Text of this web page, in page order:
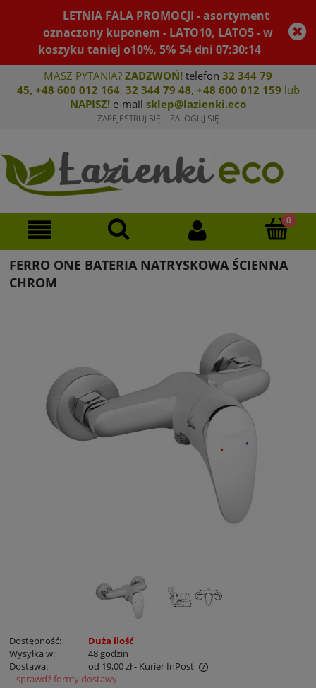
LETNIA FALA PROMOCJI - asortyment
oznaczony kuponem - LATO10, LATO5 - w
koszyku taniej o10%, 5% 54dni07:30:14
MASZ PYTANIA? ZADZWOŃ! telefon 32 344 79
45, +48 600 012 164, 32 344 79 48, +48 600 012 159 lub
NAPISZ! e-mail sklep@lazienki.eco
ZAREJESTRUJ SIĘ ZALOGUJ SIĘ
FERRO ONE BATERIA NATRYSKOWA ŚCIENNA
CHROM
Dostępność:
Duża ilość
Wysyłka w:
48 godzin
Dostawa:
od 19,00 zł- Kurier InPost
Cena nie zawiera ewentualnych kosztów płatności
sprawdź formy dostawy